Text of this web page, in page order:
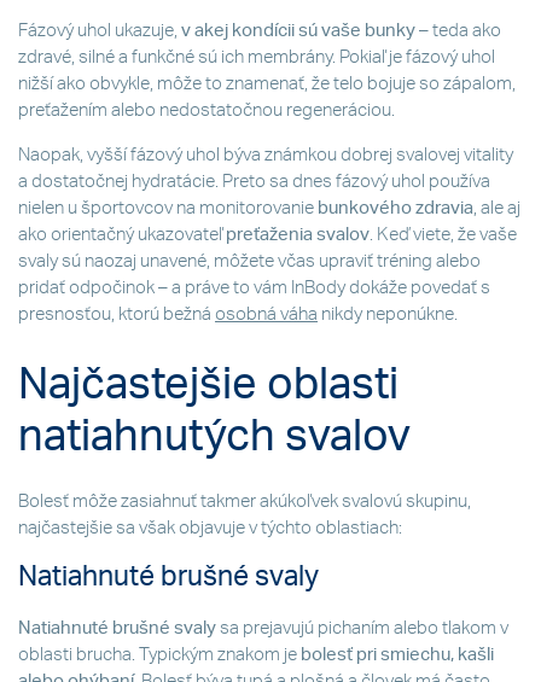
Fázový uhol ukazuje, v akej kondícii sú vaše bunky – teda ako
zdravé, silné a funkčné sú ich membrány. Pokiaľ je fázový uhol
nižší ako obvykle, môže to znamenať, že telo bojuje so zápalom,
preťažením alebo nedostatočnou regeneráciou.
Naopak, vyšší fázový uhol býva známkou dobrej svalovej vitality
a dostatočnej hydratácie. Preto sa dnes fázový uhol používa
nielen u športovcov na monitorovanie bunkového zdravia , ale aj
ako orientačný ukazovateľ preťaženia svalov . Keď viete, že vaše
svaly sú naozaj unavené, môžete včas upraviť tréning alebo
pridať odpočinok – a práve to vám InBody dokáže povedať s
presnosťou, ktorú bežná osobná váha nikdy neponúkne.
Najčastejšie oblasti
natiahnutých svalov
Bolesť môže zasiahnuť takmer akúkoľvek svalovú skupinu,
najčastejšie sa však objavuje v týchto oblastiach:
Natiahnuté brušné svaly
Natiahnuté brušné svaly sa prejavujú pichaním alebo tlakom v
oblasti brucha. Typickým znakom je bolesť pri smiechu, kašli